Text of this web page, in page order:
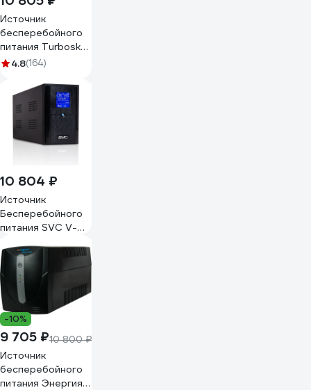
Источник
бесперебойного
питания Turbosky
1000VA 3352_a
4.8(164)
10 804 ₽
Источник
Бесперебойного
питания SVC V-
1500-L-LCD
-10%
9 705 ₽10 800 ₽
Источник
бесперебойного
питания Энергия